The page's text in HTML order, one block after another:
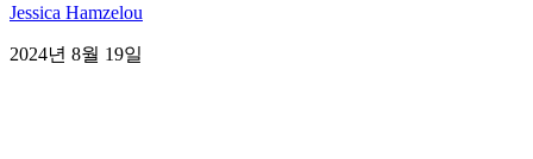
Jessica Hamzelou
2024년 8월 19일